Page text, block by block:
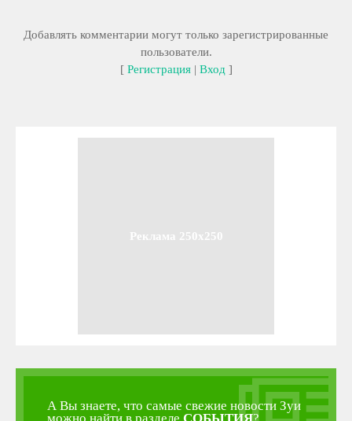
Добавлять комментарии могут только зарегистрированные
пользователи.
[ Регистрация| Вход]
Реклама 250x250
А Вы знаете, что самые свежие новости Зуи